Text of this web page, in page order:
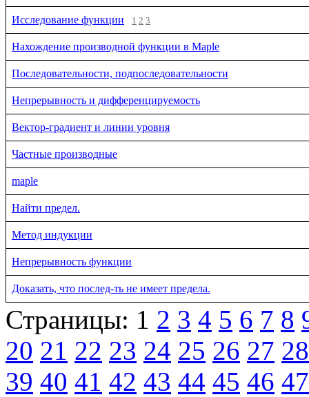
Исследование функции 1 2 3
Нахождение производной функции в Maple
Последовательности, подпоследовательности
Непрерывность и дифференцируемость
Вектор-градиент и линии уровня
Частные производные
maple
Найти предел.
Метод индукции
Непрерывность функции
Доказать, что послед-ть не имеет предела.
Страницы: 1 2 3 4 5 6 7 8
20 21 22 23 24 25 26 27 28
39 40 41 42 43 44 45 46 47